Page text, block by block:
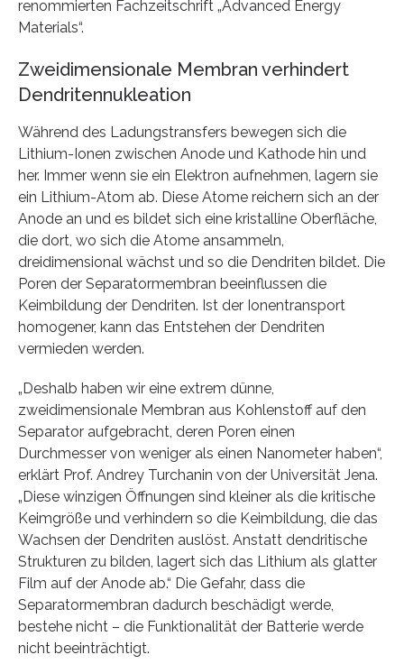
renommierten Fachzeitschrift „Advanced Energy
Materials“.
Zweidimensionale Membran verhindert
Dendritennukleation
Während des Ladungstransfers bewegen sich die
Lithium-Ionen zwischen Anode und Kathode hin und
her. Immer wenn sie ein Elektron aufnehmen, lagern sie
ein Lithium-Atom ab. Diese Atome reichern sich an der
Anode an und es bildet sich eine kristalline Oberfläche,
die dort, wo sich die Atome ansammeln,
dreidimensional wächst und so die Dendriten bildet. Die
Poren der Separatormembran beeinflussen die
Keimbildung der Dendriten. Ist der Ionentransport
homogener, kann das Entstehen der Dendriten
vermieden werden.
„Deshalb haben wir eine extrem dünne,
zweidimensionale Membran aus Kohlenstoff auf den
Separator aufgebracht, deren Poren einen
Durchmesser von weniger als einen Nanometer haben“,
erklärt Prof. Andrey Turchanin von der Universität Jena.
„Diese winzigen Öffnungen sind kleiner als die kritische
Keimgröße und verhindern so die Keimbildung, die das
Wachsen der Dendriten auslöst. Anstatt dendritische
Strukturen zu bilden, lagert sich das Lithium als glatter
Film auf der Anode ab.“ Die Gefahr, dass die
Separatormembran dadurch beschädigt werde,
bestehe nicht – die Funktionalität der Batterie werde
nicht beeinträchtigt.